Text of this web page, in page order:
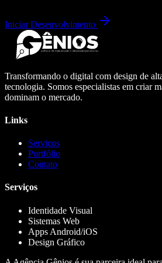
Iniciar Desenvolvimento
Transformando o digital com design de
tecnologia. Somos especialistas em criar
dominam o mercado.
Links
Serviços
Portfólio
Contato
Serviços
Identidade Visual
Sistemas Web
Apps Android/iOS
Design Gráfico